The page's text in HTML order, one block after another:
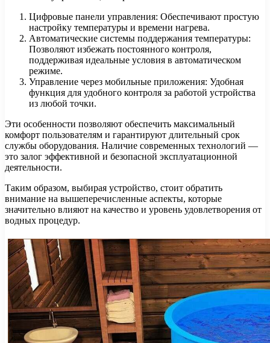
Цифровые панели управления: Обеспечивают простую
настройку температуры и времени нагрева.
Автоматические системы поддержания температуры:
Позволяют избежать постоянного контроля,
поддерживая идеальные условия в автоматическом
режиме.
Управление через мобильные приложения: Удобная
функция для удобного контроля за работой устройства
из любой точки.
Эти особенности позволяют обеспечить максимальный
комфорт пользователям и гарантируют длительный срок
службы оборудования. Наличие современных технологий —
это залог эффективной и безопасной эксплуатационной
деятельности.
Таким образом, выбирая устройство, стоит обратить
внимание на вышеперечисленные аспекты, которые
значительно влияют на качество и уровень удовлетворения от
водных процедур.